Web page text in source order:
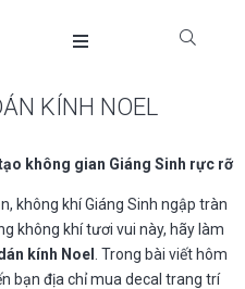
KÍNH NOEL
không gian Giáng Sinh rực rỡ
không khí Giáng Sinh ngập tràn
không khí tươi vui này, hãy làm
kính Noel . Trong bài viết hôm
bạn địa chỉ mua decal trang trí